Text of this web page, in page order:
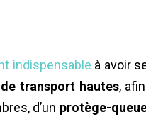
indispensable à avoir
transport hautes,
d’un protège-